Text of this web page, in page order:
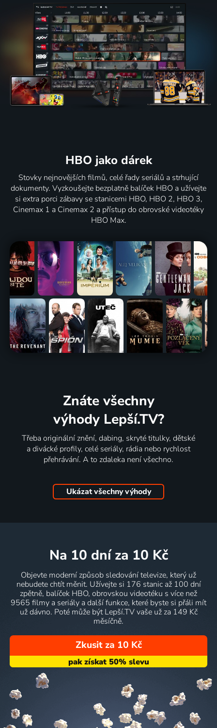
HBO jako dárek
Stovky nejnovějších filmů, celé řady seriálů a strhující
dokumenty. Vyzkoušejte bezplatně balíček HBO a užívejte
si extra porci zábavy se stanicemi HBO, HBO 2, HBO 3,
Cinemax 1 a Cinemax 2 a přístup do obrovské videotéky
HBO Max.
Znáte všechny
výhody Lepší.TV?
Třeba originální znění, dabing, skryté titulky, dětské
a divácké profily, celé seriály, rádia nebo rychlost
přehrávání. A to zdaleka není všechno.
Ukázat všechny výhody
na 10 dní za 10 Kč
Objevte moderní způsob sledování televize, který už
nebudete chtít měnit. Užívejte si 176 stanic až 100 dní
zpětně, balíček HBO, obrovskou videotéku s více než
9565 filmy a seriály a další funkce, které byste si přáli mít
už dávno. Poté může být Lepší.TV vaše už za 149 Kč
měsíčně.
Zkusit za 10 Kč